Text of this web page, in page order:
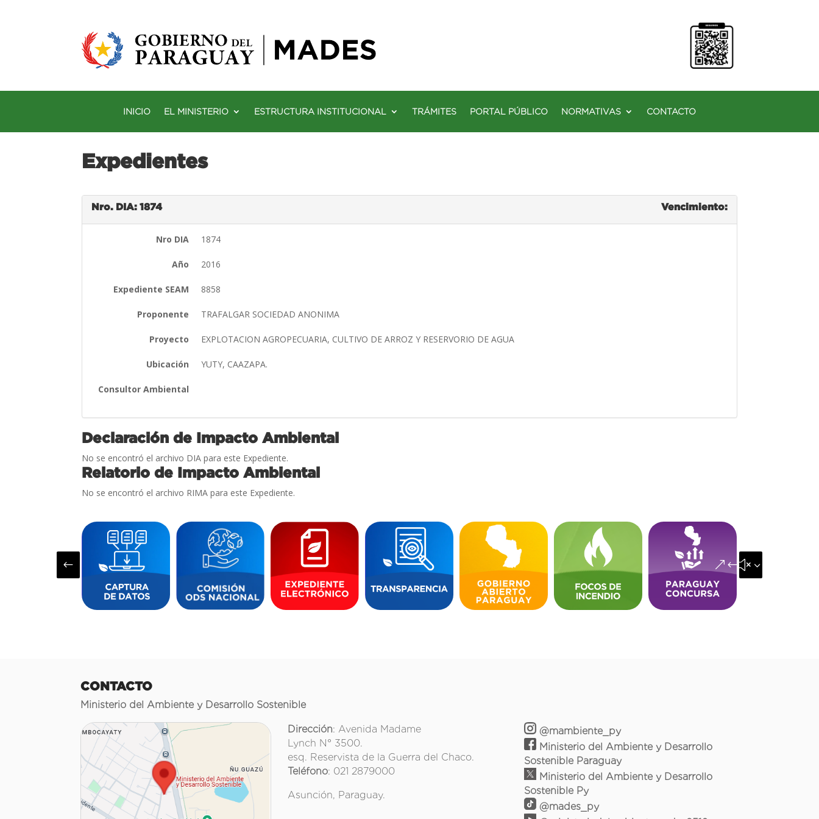
INICIO EL MINISTERIO ESTRUCTURA INSTITUCIONAL TRÁMITES PORTAL PÚBLICO NORMATIVAS CONTACTO
Expedientes
Nro. DIA: 1874 Vencimiento:
Nro DIA 1874
Año 2016
Expediente SEAM 8858
Proponente TRAFALGAR SOCIEDAD ANONIMA
Proyecto EXPLOTACION AGROPECUARIA, CULTIVO DE ARROZ Y RESERVORIO DE AGUA
Ubicación YUTY, CAAZAPA.
Consultor Ambiental
Declaración de Impacto Ambiental
No se encontró el archivo DIA para este Expediente.
Relatorio de Impacto Ambiental
No se encontró el archivo RIMA para este Expediente.
# &#x35;
CONTACTO
Ministerio del Ambiente y Desarrollo Sostenible
Dirección: Avenida Madame
Lynch N° 3500.
esq. Reservista de la Guerra del Chaco.
Teléfono: 021 2879000
Asunción, Paraguay.
@mambiente_py
Ministerio del Ambiente y Desarrollo
Sostenible Paraguay
Ministerio del Ambiente y Desarrollo
Sostenible Py
@mades_py